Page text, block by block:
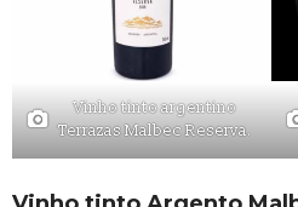
Vinho tinto argentino
Terrazas Malbec Reserva.